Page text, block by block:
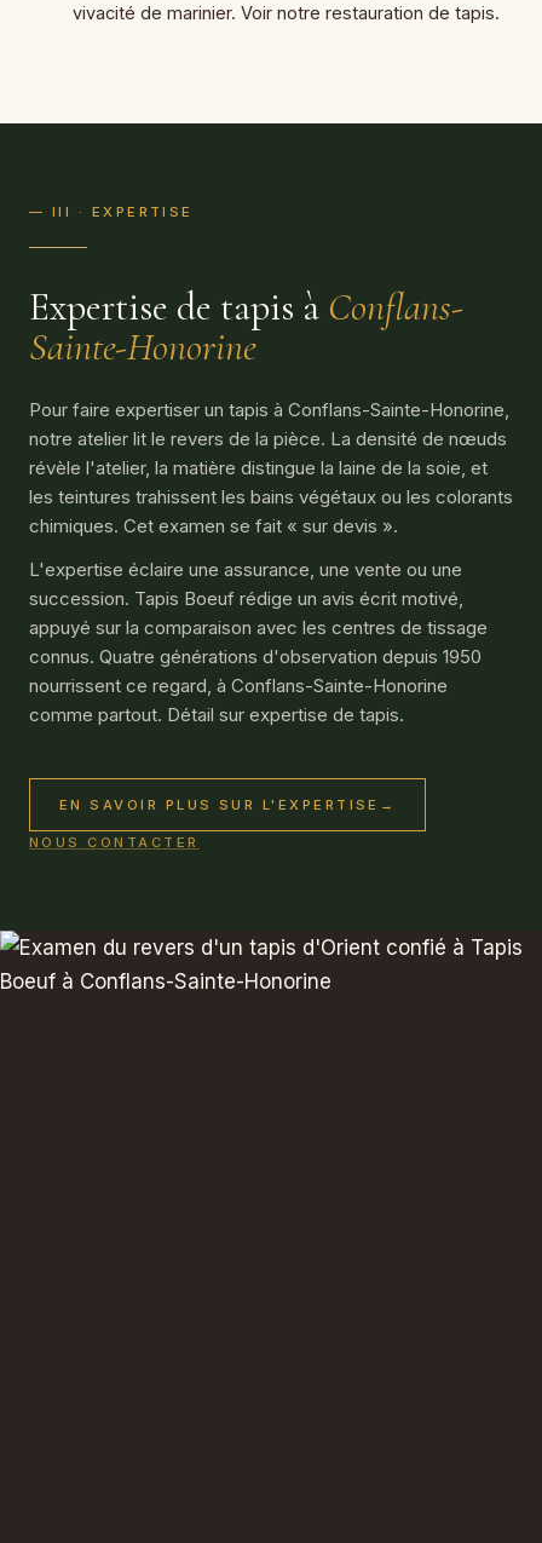
vivacité de marinier. Voir notre restauration de tapis.
— III · EXPERTISE
Expertise de tapis à Conflans-
Sainte-Honorine
Pour faire expertiser un tapis à Conflans-Sainte-Honorine,
notre atelier lit le revers de la pièce. La densité de nœuds
révèle l'atelier, la matière distingue la laine de la soie, et
les teintures trahissent les bains végétaux ou les colorants
chimiques. Cet examen se fait « sur devis ».
L'expertise éclaire une assurance, une vente ou une
succession. Tapis Boeuf rédige un avis écrit motivé,
appuyé sur la comparaison avec les centres de tissage
connus. Quatre générations d'observation depuis 1950
nourrissent ce regard, à Conflans-Sainte-Honorine
comme partout. Détail sur expertise de tapis.
EN SAVOIR PLUS SUR L'EXPERTISE →
NOUS CONTACTER